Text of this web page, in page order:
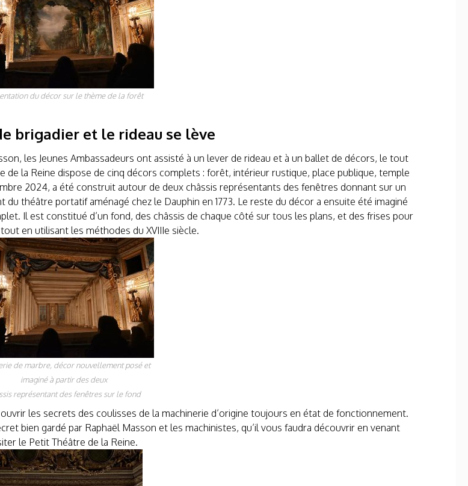
du décor sur le thème de la forêt
brigadier et le rideau se lève
les Jeunes Ambassadeurs ont assisté à un lever de rideau et à un ballet de décors, le tout
la Reine dispose de cinq décors complets : forêt, intérieur rustique, place publique, temple
2024, a été construit autour de deux châssis représentants des fenêtres donnant sur un
du théâtre portatif aménagé chez le Dauphin en 1773. Le reste du décor a ensuite été imaginé
Il est constitué d’un fond, des châssis de chaque côté sur tous les plans, et des frises pour
en utilisant les méthodes du XVIIIe siècle.
de marbre, décor nouvellement posé et
imaginé à partir des deux
représentant des fenêtres sur le fond
les secrets des coulisses de la machinerie d’origine toujours en état de fonctionnement.
bien gardé par Raphaël Masson et les machinistes, qu’il vous faudra découvrir en venant
le Petit Théâtre de la Reine.